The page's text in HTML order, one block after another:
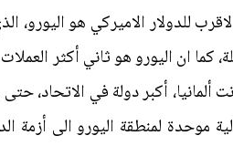
للدولار الاميركي هو
كما ان اليورو هو ثاني أكثر
ألمانيا، أكبر دولة في